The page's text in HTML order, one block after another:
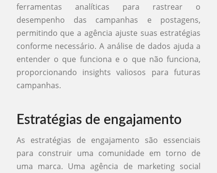
ferramentas analíticas para rastrear o
desempenho das campanhas e postagens,
permitindo que a agência ajuste suas estratégias
conforme necessário. A análise de dados ajuda a
entender o que funciona e o que não funciona,
proporcionando insights valiosos para futuras
campanhas.
Estratégias de engajamento
As estratégias de engajamento são essenciais
para construir uma comunidade em torno de
uma marca. Uma agência de marketing social